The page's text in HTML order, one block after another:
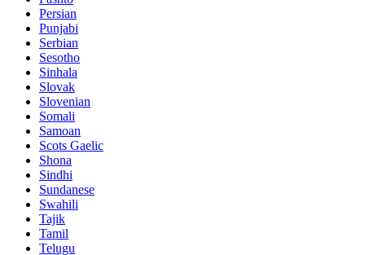
Persian
Punjabi
Serbian
Sesotho
Sinhala
Slovak
Slovenian
Somali
Samoan
Scots Gaelic
Shona
Sindhi
Sundanese
Swahili
Tajik
Tamil
Telugu